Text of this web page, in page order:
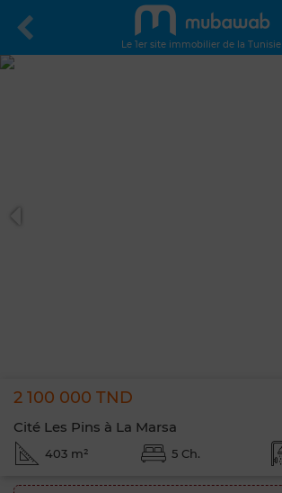
Le 1er site immobilier de la Tunisie
2 100 000 TND
Cité Les Pins à La Marsa
403 m² 5 Ch.